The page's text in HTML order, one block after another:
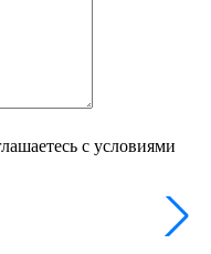
с условиями